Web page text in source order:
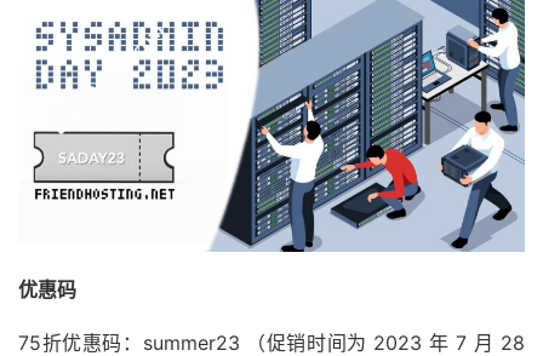
优惠码
75折优惠码：summer23 （促销时间为 2023 年 7 月 28